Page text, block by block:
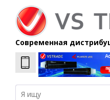
Современная